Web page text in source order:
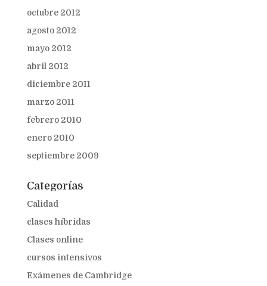
octubre 2012
agosto 2012
mayo 2012
abril 2012
diciembre 2011
marzo 2011
febrero 2010
enero 2010
septiembre 2009
Categorías
Calidad
clases híbridas
Clases online
cursos intensivos
Exámenes de Cambridge